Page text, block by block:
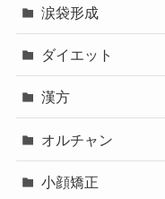
涙袋形成
ダイエット
漢方
オルチャン
小顔矯正